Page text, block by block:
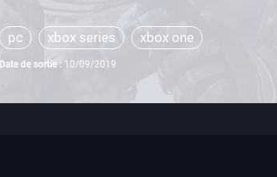
pc xbox series xbox one
Date de sortie : 10/09/2019